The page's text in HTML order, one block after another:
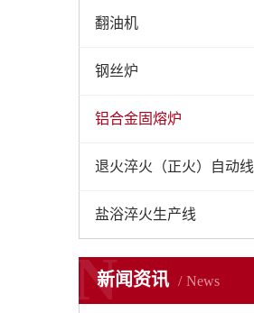
翻油机
钢丝炉
铝合金固熔炉
退火淬火（正火）自动线
盐浴淬火生产线
新闻资讯 News
N